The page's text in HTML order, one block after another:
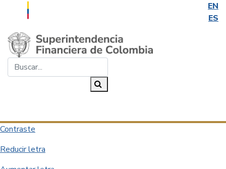
EN
ES
Saltar al contenido principal
Contraste
Reducir letra